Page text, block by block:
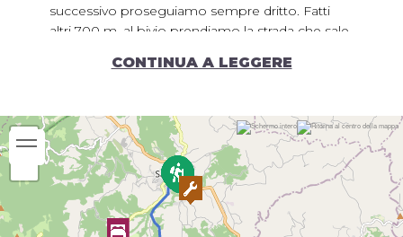
successivo proseguiamo sempre dritto. Fatti
altri 700 m, al bivio prendiamo la strada che sale
prato con una bella vista. Proseguiamo sulla
strada sterrata e percorsi 700 m continuiamo
ancora dritto sulla strada principale per altri 300
m fino ad arrivare alla strada asfaltata. Prendiamo
la prima strada a destra che sale a Garulla, dove
troviamo anche una fonte d’acqua.
CONTINUA A LEGGERE